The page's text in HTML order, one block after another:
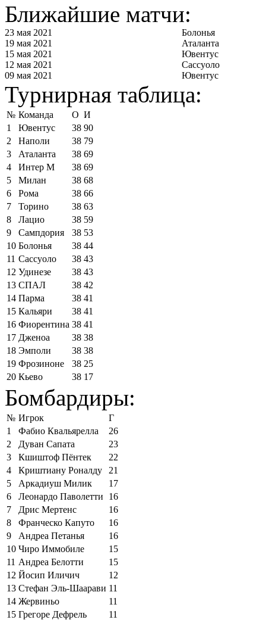
Ближайшие матчи:
23 мая 2021
Болонья
19 мая 2021
Аталанта
15 мая 2021
Ювентус
12 мая 2021
Сассуоло
09 мая 2021
Ювентус
Турнирная таблица:
№ Команда О И
1
Ювентус 38 90
2
Наполи 38 79
3
Аталанта 38 69
4
Интер М 38 69
5
Милан 38 68
6
Рома 38 66
7
Торино 38 63
8
Лацио 38 59
9
Сампдория 38 53
10 Болонья 38 44
11 Сассуоло 38 43
12 Удинезе 38 43
13 СПАЛ 38 42
14 Парма 38 41
15 Кальяри 38 41
16 Фиорентина 38 41
17 Дженоа 38 38
18 Эмполи 38 38
19 Фрозиноне 38 25
20 Кьево 38 17
Бомбардиры:
№ Игрок
Г
1
Фабио Квальярелла
26
2
Дуван Сапата
23
3
Кшиштоф Пёнтек
22
4
Криштиану Роналду
21
5
Аркадиуш Милик
17
6
Леонардо Паволетти
16
7
Дрис Мертенс
16
8
Франческо Капуто
16
9
Андреа Петанья
16
10 Чиро Иммобиле
15
11 Андреа Белотти
15
12 Йосип Иличич
12
13 Стефан Эль-Шаарави 11
14 Жервиньо
11
15 Грегоре Дефрель 11